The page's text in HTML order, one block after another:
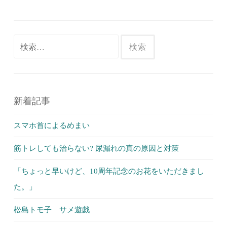
新着記事
スマホ首によるめまい
筋トレしても治らない? 尿漏れの真の原因と対策
「ちょっと早いけど、10周年記念のお花をいただきまし
た。」
松島トモ子 サメ遊戯